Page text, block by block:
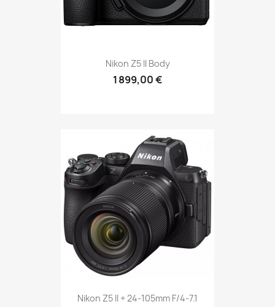
Nikon Z5 II Body
1 899,00 €
Nikon Z5 II + 24-105mm F/4-7.1